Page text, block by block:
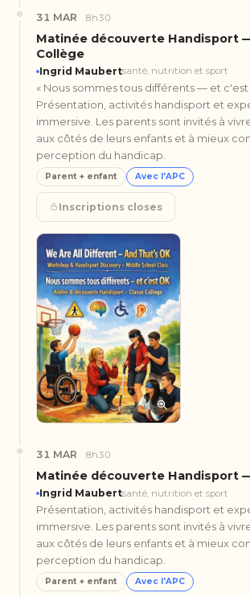
31 MAR 8h30
Matinée découverte Handisport
Collège
Ingrid Maubertsanté, nutrition et sport
« Nous sommes tous différents — et c'est
Présentation, activités handisport et
immersive. Les parents sont invités à
aux côtés de leurs enfants et à mieux
perception du handicap.
Parent + enfant Avec l'APC
Inscriptions closes
31 MAR 8h30
Matinée découverte Handisport
Ingrid Maubertsanté, nutrition et sport
Présentation, activités handisport et
immersive. Les parents sont invités à
aux côtés de leurs enfants et à mieux
perception du handicap.
Parent + enfant Avec l'APC